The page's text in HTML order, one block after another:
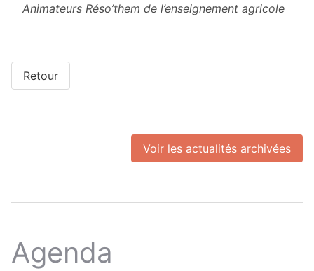
Animateurs Réso’them de l’enseignement agricole
Retour
Voir les actualités archivées
Agenda